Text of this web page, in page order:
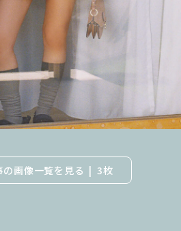
の画像一覧を見る 3枚